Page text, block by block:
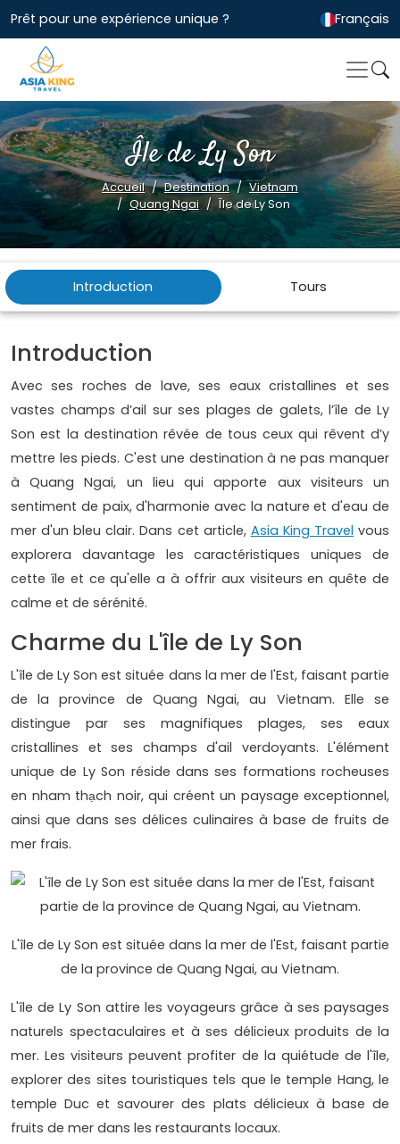
Prêt pour une expérience unique ? Français
Île de Ly Son
Accueil Destination
Vietnam
Quang Ngai
Île de Ly Son
Introduction Tours
Introduction
Avec ses roches de lave, ses eaux cristallines et ses
vastes champs d’ail sur ses plages de galets, l’île de Ly
Son est la destination rêvée de tous ceux qui rêvent d’y
mettre les pieds. C'est une destination à ne pas manquer
à Quang Ngai, un lieu qui apporte aux visiteurs un
sentiment de paix, d'harmonie avec la nature et d'eau de
mer d'un bleu clair. Dans cet article, Asia King Travel vous
explorera davantage les caractéristiques uniques de
cette île et ce qu'elle a à offrir aux visiteurs en quête de
calme et de sérénité.
Charme du L'île de Ly Son
L'île de Ly Son est située dans la mer de l'Est, faisant partie
de la province de Quang Ngai, au Vietnam. Elle se
distingue par ses magnifiques plages, ses eaux
cristallines et ses champs d'ail verdoyants. L'élément
unique de Ly Son réside dans ses formations rocheuses
en nham thạch noir, qui créent un paysage exceptionnel,
ainsi que dans ses délices culinaires à base de fruits de
mer frais.
L'île de Ly Son est située dans la mer de l'Est, faisant partie
de la province de Quang Ngai, au Vietnam.
L'île de Ly Son attire les voyageurs grâce à ses paysages
naturels spectaculaires et à ses délicieux produits de la
mer. Les visiteurs peuvent profiter de la quiétude de l'île,
explorer des sites touristiques tels que le temple Hang, le
temple Duc et savourer des plats délicieux à base de
fruits de mer dans les restaurants locaux.